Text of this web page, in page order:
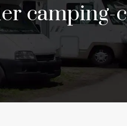
camping-